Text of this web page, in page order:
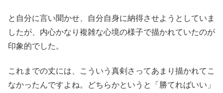
と自分に言い聞かせ、自分自身に納得させようとしていま
したが、内心かなり複雑な心境の様子で描かれていたのが
印象的でした。
これまでの丈には、こういう真剣さってあまり描かれてこ
なかったんですよね。どちらかというと「勝てればいい」